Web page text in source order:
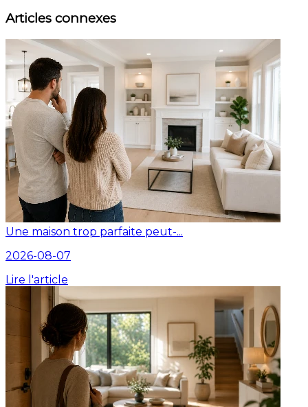
Articles connexes
Une maison trop parfaite peut-...
2026-08-07
Lire l'article